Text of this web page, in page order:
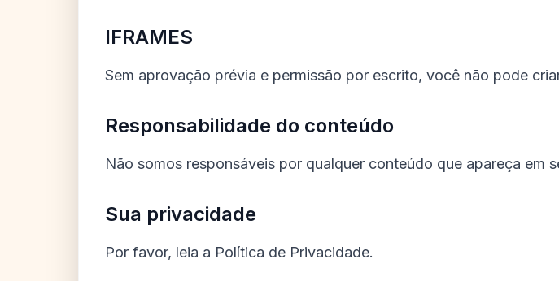
IFRAMES
Sem aprovação prévia e permissão por escrito, você não pode
Responsabilidade do conteúdo
Não somos responsáveis por qualquer conteúdo que apareça em
Sua privacidade
Por favor, leia a Política de Privacidade.